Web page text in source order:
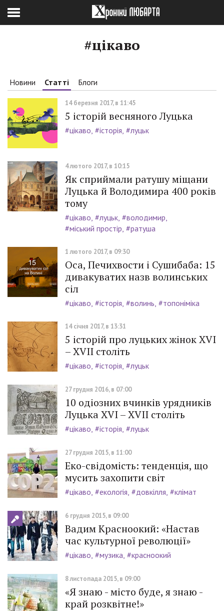
#цікаво
Новини Статті Блоги
14 березня 2017, в 11:45
5 історій весняного Луцька
#цікаво #історія #луцьк
4 лютого 2017, в 10:15
Як сприймали ратушу міщани
Луцька й Володимира 400 років
тому
#цікаво #луцьк #володимир
#міський простір #ратуша
1 лютого 2017, в 09:30
Оса, Печихвости і Сушибаба: 15
дивакуватих назв волинських
сіл
#цікаво #історія #волинь #топоніміка
14 січня 2017, в 13:31
5 історій про луцьких жінок ХVI
– ХVII століть
#цікаво #історія #луцьк
27 грудня 2016, в 07:00
10 одіозних вчинків урядників
Луцька ХVІ – ХVII століть
#цікаво #історія #луцьк
27 грудня 2015, в 11:00
Еко-свідомість: тенденція, що
мусить захопити світ
#цікаво #екологія #довкілля #клімат
6 грудня 2015, в 09:00
Вадим Красноокий: «Настав
час культурної революції»
#цікаво #музика #красноокий
8 листопада 2015, в 09:00
«Я знаю - місто буде, я знаю -
край розквітне!»